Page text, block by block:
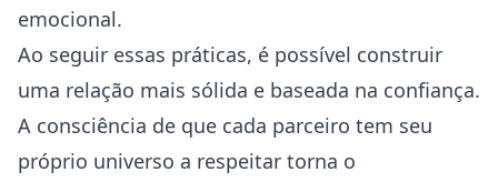
emocional.
Ao seguir essas práticas, é possível construir
uma relação mais sólida e baseada na confiança.
A consciência de que cada parceiro tem seu
próprio universo a respeitar torna o